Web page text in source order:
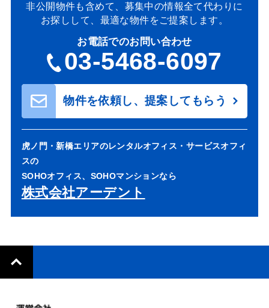
非公開物件も含めて、募集中の情報全て代わりに
お探しして、最適な物件をご提案します。
お電話でのお問い合わせ
03-5468-6097
物件を依頼し、提案してもらう
虎ノ門・新橋エリアのレンタルオフィス・サービスオフィ
スの
SOHOオフィス、SOHOマンションなら
株式会社アーデント